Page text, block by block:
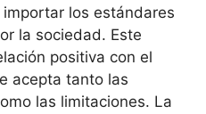
los estándares
la sociedad. Este
positiva con el
acepta tanto las
las limitaciones. La